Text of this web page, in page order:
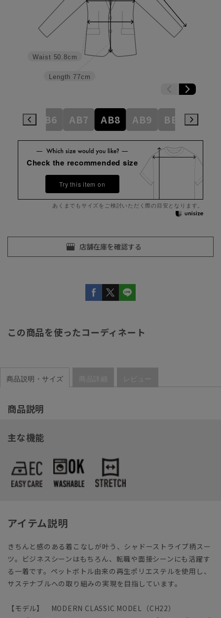
Length 77cm
Waist 50.8cm
AB6 AB7 AB8 AB9 BE3
Check the recommended size
Try this item on
あくまでもサイズをご検討いただく際の目安となります。
この商品を使ったコーディネート
商品説明・サイズ 商品詳細 レビュー
商品説明
主な機能
アイテム説明
きちんと感のある着こなしが叶う、シャドーストライプ柄スー
ツ。ビジネスシーンはもちろん、転職や面接シーンにも活躍す
る一着です。ペットボトル由来の再生ポリエステルを使用し、
サステナブルへの取り組みの実現を目指しています。
【モデル】 MODERN CLASSIC MODEL（CH22）